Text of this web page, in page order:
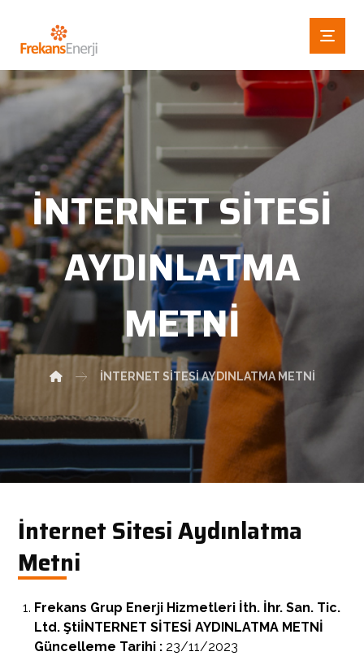
İNTERNET SITESI
AYDINLATMA
METNI
İNTERNET SITESI AYDINLATMA METNI
İnternet Sitesi Aydınlatma
Metni
Frekans Grup Enerji Hizmetleri İth. İhr. San. Tic.
Ltd. ŞtiİNTERNET SİTESİ AYDINLATMA METNİ
Güncelleme Tarihi : 23/11/2023